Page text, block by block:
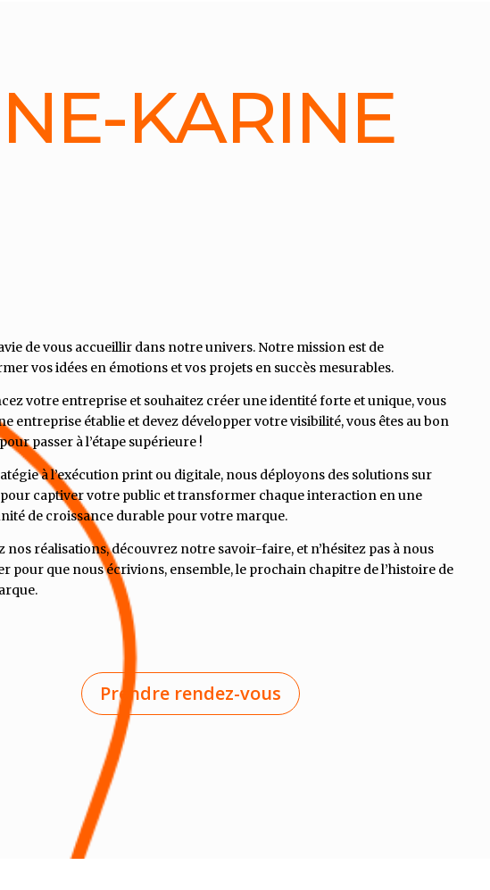
KARINE
de vous accueillir dans notre univers. Notre mission est de
vos idées en émotions et vos projets en succès mesurables.
votre entreprise et souhaitez créer une identité forte et unique, vous
entreprise établie et devez développer votre visibilité, vous êtes au bon
passer à l’étape supérieure !
à l’exécution print ou digitale, nous déployons des solutions sur
captiver votre public et transformer chaque interaction en une
de croissance durable pour votre marque.
nos réalisations, découvrez notre savoir-faire, et n’hésitez pas à nous
pour que nous écrivions, ensemble, le prochain chapitre de l’histoire de
Prendre rendez-vous